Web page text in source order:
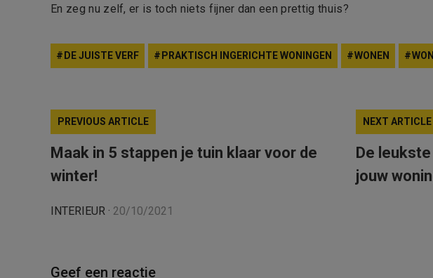
En zeg nu zelf, er is toch niets fijner dan een prettig thuis?
DE JUISTE VERF PRAKTISCH INGERICHTE WONINGEN WONEN
PREVIOUS ARTICLE
Maak in 5 stappen je tuin klaar voor de
winter!
NEXT ARTICLE
De
jouw
INTERIEUR · 20/10/2021
Geef een reactie